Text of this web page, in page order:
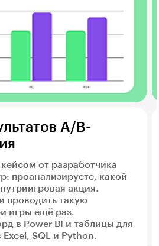
A/B-
от разработчика
проанализируете, какой
акция.
проводить такую
игры ещё раз.
в Power BI и таблицы для
SQL и Python.